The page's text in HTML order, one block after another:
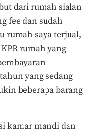
dari rumah sialan
fee dan sudah
rumah saya terjual,
rumah yang
yang sedang
beberapa barang
kamar mandi dan